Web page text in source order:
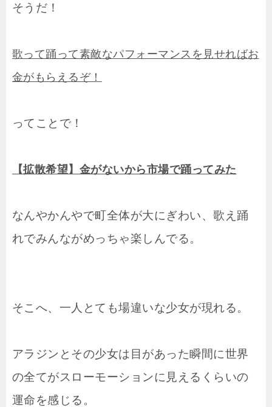
そうだ！
歌って踊って素敵なパフォーマンスを見せればお
金がもらえるぞ！
ってことで！
【拡散希望】金がないから市場で踊ってみた
なんやかんやで町全体が大にぎわい、歌え踊
れでみんながめっちゃ楽しんでる。
そこへ、一人とても場違いな少女が現れる。
アラジンとその少女は目があった瞬間に世界
の全てがスローモーションに見えるくらいの
運命を感じる。